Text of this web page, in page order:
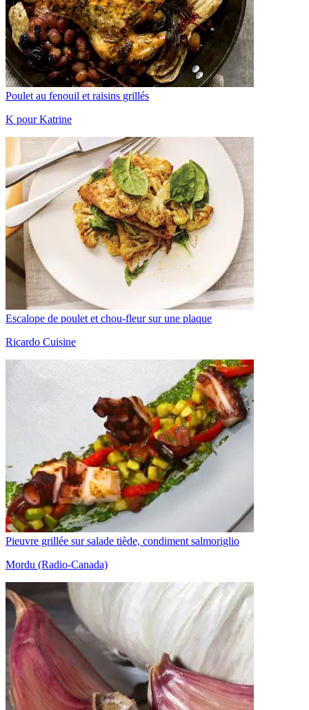
Poulet au fenouil et raisins grillés
K pour Katrine
Escalope de poulet et chou-fleur sur une plaque
Ricardo Cuisine
Pieuvre grillée sur salade tiède, condiment salmoriglio
Mordu (Radio-Canada)